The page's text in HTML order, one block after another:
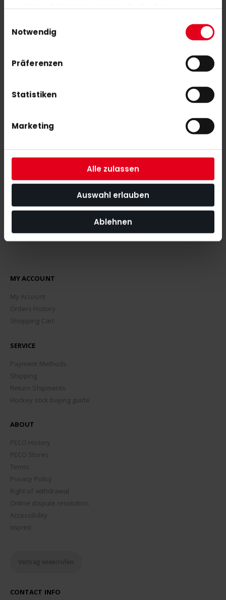
weiteren Daten zusammen, die Sie ihnen
Nutzung der Dienste gesammelt haben.
Notwendig
Präferenzen
Statistiken
Marketing
Alle zulassen
Auswahl erlauben
Ablehnen
SUBSCRIBE NEWSLETTER
the latest news, tips and discount offers around our shop.
MY ACCOUNT
My Account
Orders History
Shopping Cart
SERVICE
Payment Methods
Shipping
Return Shipments
Hockey stick buying guide
ABOUT
PECO History
PECO Stores
Terms
Privacy Policy
Right of withdrawal
Online dispute resolution
Accessibility
Imprint
Vertrag widerrufen
CONTACT INFO